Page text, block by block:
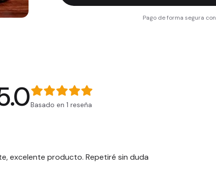
Pago de forma segura con
Basado en 1 reseña
excelente producto. Repetiré sin duda